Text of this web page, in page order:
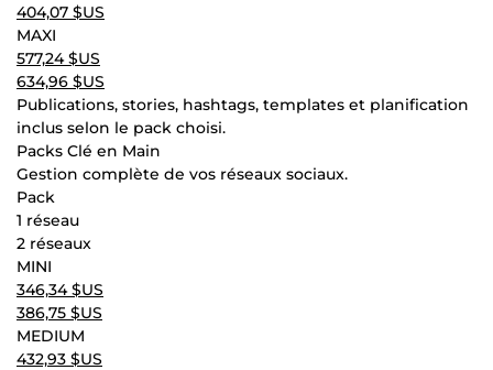
404,07 $US
MAXI
577,24 $US
634,96 $US
Publications, stories, hashtags, templates et planification
inclus selon le pack choisi.
Packs Clé en Main
Gestion complète de vos réseaux sociaux.
Pack
1 réseau
2 réseaux
MINI
346,34 $US
386,75 $US
MEDIUM
432,93 $US